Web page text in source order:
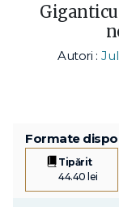
Autori :
Formate
Tipărit
44.40 lei